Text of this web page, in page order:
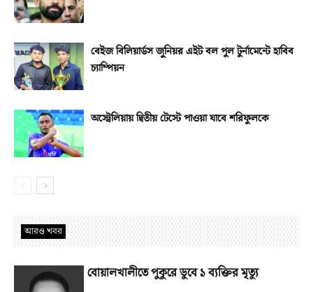
বেইজ বিলিয়ার্ডস জুনিয়র এইট বল পুল টুর্নামেন্টে হাবিব
চ্যাম্পিয়ন
অস্ট্রেলিয়ায় দ্বিতীয় টেস্টে পাওয়া যাবে শরিফুলকে
আরও খবর
বোয়ালখালীতে পুকুরে ডুবে ১ ব্যক্তির মৃত্যু